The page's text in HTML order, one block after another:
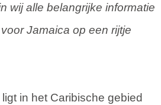
wij alle belangrijke informatie
Jamaica op een rijtje
ligt in het Caribische gebied